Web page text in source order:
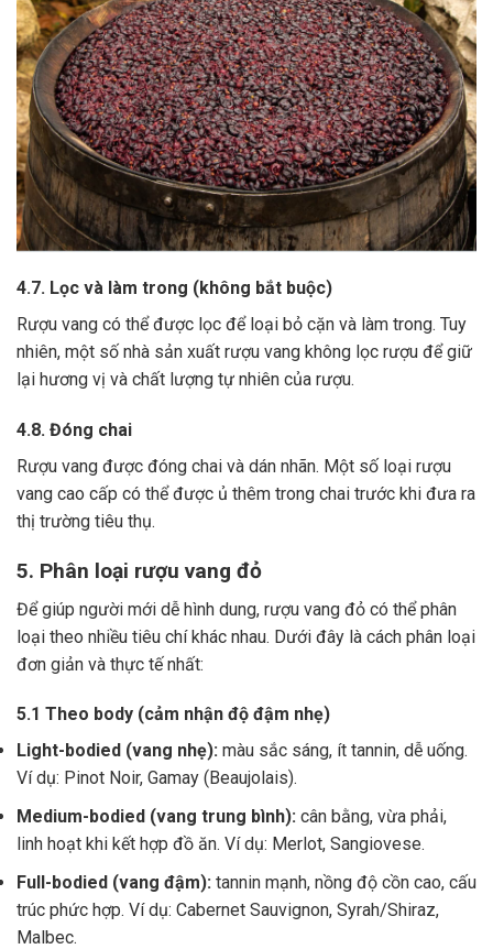
4.7. Lọc và làm trong (không bắt buộc)
Rượu vang có thể được lọc để loại bỏ cặn và làm trong. Tuy
nhiên, một số nhà sản xuất rượu vang không lọc rượu để giữ
lại hương vị và chất lượng tự nhiên của rượu.
4.8. Đóng chai
Rượu vang được đóng chai và dán nhãn. Một số loại rượu
vang cao cấp có thể được ủ thêm trong chai trước khi đưa ra
thị trường tiêu thụ.
5. Phân loại rượu vang đỏ
Để giúp người mới dễ hình dung, rượu vang đỏ có thể phân
loại theo nhiều tiêu chí khác nhau. Dưới đây là cách phân loại
đơn giản và thực tế nhất:
5.1 Theo body (cảm nhận độ đậm nhẹ)
Light-bodied (vang nhẹ): màu sắc sáng, ít tannin, dễ uống.
Ví dụ: Pinot Noir, Gamay (Beaujolais).
Medium-bodied (vang trung bình): cân bằng, vừa phải,
linh hoạt khi kết hợp đồ ăn. Ví dụ: Merlot, Sangiovese.
Full-bodied (vang đậm): tannin mạnh, nồng độ cồn cao, cấu
trúc phức hợp. Ví dụ: Cabernet Sauvignon, Syrah/Shiraz,
Malbec.